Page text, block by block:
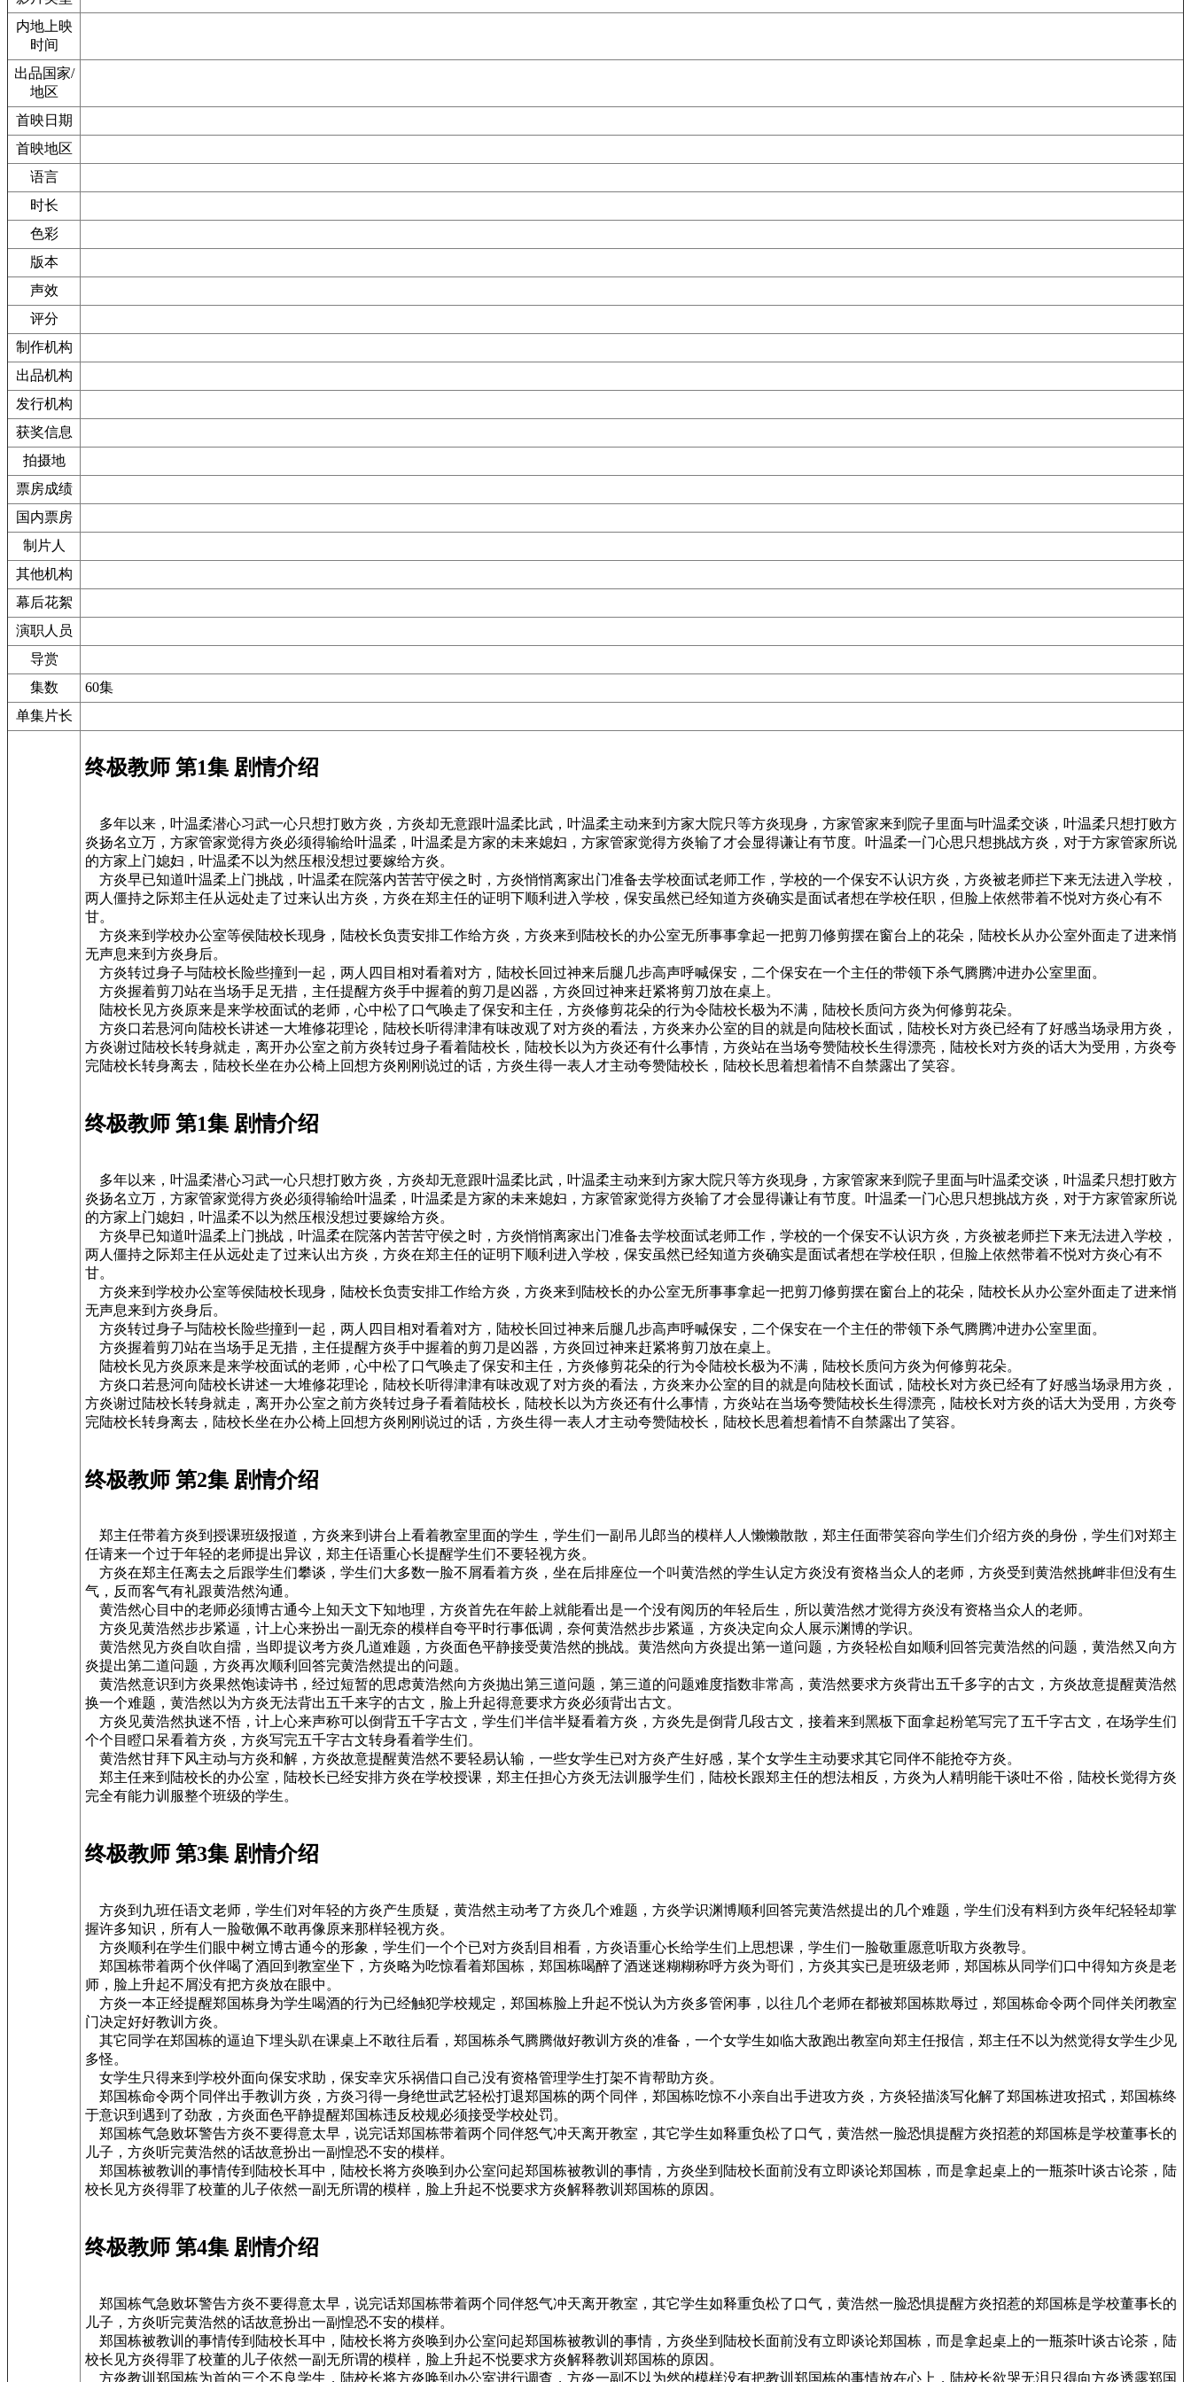
内地上映
时间
出品国家/
地区
首映日期
首映地区
语言
时长
色彩
版本
声效
评分
制作机构
出品机构
发行机构
获奖信息
拍摄地
票房成绩
国内票房
制片人
其他机构
幕后花絮
演职人员
导赏
集数
60集
单集片长
终极教师 第1集 剧情介绍
多年以来，叶温柔潜心习武一心只想打败方炎，方炎却无意跟叶温柔比武，叶温柔主动来到方家大院只等方炎现身，方家管家来到院子里面与叶温柔交谈，叶温柔只想打败方
炎扬名立万，方家管家觉得方炎必须得输给叶温柔，叶温柔是方家的未来媳妇，方家管家觉得方炎输了才会显得谦让有节度。叶温柔一门心思只想挑战方炎，对于方家管家所说
的方家上门媳妇，叶温柔不以为然压根没想过要嫁给方炎。
方炎早已知道叶温柔上门挑战，叶温柔在院落内苦苦守侯之时，方炎悄悄离家出门准备去学校面试老师工作，学校的一个保安不认识方炎，方炎被老师拦下来无法进入学校，
两人僵持之际郑主任从远处走了过来认出方炎，方炎在郑主任的证明下顺利进入学校，保安虽然已经知道方炎确实是面试者想在学校任职，但脸上依然带着不悦对方炎心有不
甘。
方炎来到学校办公室等侯陆校长现身，陆校长负责安排工作给方炎，方炎来到陆校长的办公室无所事事拿起一把剪刀修剪摆在窗台上的花朵，陆校长从办公室外面走了进来悄
无声息来到方炎身后。
方炎转过身子与陆校长险些撞到一起，两人四目相对看着对方，陆校长回过神来后腿几步高声呼喊保安，二个保安在一个主任的带领下杀气腾腾冲进办公室里面。
方炎握着剪刀站在当场手足无措，主任提醒方炎手中握着的剪刀是凶器，方炎回过神来赶紧将剪刀放在桌上。
陆校长见方炎原来是来学校面试的老师，心中松了口气唤走了保安和主任，方炎修剪花朵的行为令陆校长极为不满，陆校长质问方炎为何修剪花朵。
方炎口若悬河向陆校长讲述一大堆修花理论，陆校长听得津津有味改观了对方炎的看法，方炎来办公室的目的就是向陆校长面试，陆校长对方炎已经有了好感当场录用方炎，
方炎谢过陆校长转身就走，离开办公室之前方炎转过身子看着陆校长，陆校长以为方炎还有什么事情，方炎站在当场夸赞陆校长生得漂亮，陆校长对方炎的话大为受用，方炎夸
完陆校长转身离去，陆校长坐在办公椅上回想方炎刚刚说过的话，方炎生得一表人才主动夸赞陆校长，陆校长思着想着情不自禁露出了笑容。
终极教师 第1集 剧情介绍
多年以来，叶温柔潜心习武一心只想打败方炎，方炎却无意跟叶温柔比武，叶温柔主动来到方家大院只等方炎现身，方家管家来到院子里面与叶温柔交谈，叶温柔只想打败方
炎扬名立万，方家管家觉得方炎必须得输给叶温柔，叶温柔是方家的未来媳妇，方家管家觉得方炎输了才会显得谦让有节度。叶温柔一门心思只想挑战方炎，对于方家管家所说
的方家上门媳妇，叶温柔不以为然压根没想过要嫁给方炎。
方炎早已知道叶温柔上门挑战，叶温柔在院落内苦苦守侯之时，方炎悄悄离家出门准备去学校面试老师工作，学校的一个保安不认识方炎，方炎被老师拦下来无法进入学校，
两人僵持之际郑主任从远处走了过来认出方炎，方炎在郑主任的证明下顺利进入学校，保安虽然已经知道方炎确实是面试者想在学校任职，但脸上依然带着不悦对方炎心有不
甘。
方炎来到学校办公室等侯陆校长现身，陆校长负责安排工作给方炎，方炎来到陆校长的办公室无所事事拿起一把剪刀修剪摆在窗台上的花朵，陆校长从办公室外面走了进来悄
无声息来到方炎身后。
方炎转过身子与陆校长险些撞到一起，两人四目相对看着对方，陆校长回过神来后腿几步高声呼喊保安，二个保安在一个主任的带领下杀气腾腾冲进办公室里面。
方炎握着剪刀站在当场手足无措，主任提醒方炎手中握着的剪刀是凶器，方炎回过神来赶紧将剪刀放在桌上。
陆校长见方炎原来是来学校面试的老师，心中松了口气唤走了保安和主任，方炎修剪花朵的行为令陆校长极为不满，陆校长质问方炎为何修剪花朵。
方炎口若悬河向陆校长讲述一大堆修花理论，陆校长听得津津有味改观了对方炎的看法，方炎来办公室的目的就是向陆校长面试，陆校长对方炎已经有了好感当场录用方炎，
方炎谢过陆校长转身就走，离开办公室之前方炎转过身子看着陆校长，陆校长以为方炎还有什么事情，方炎站在当场夸赞陆校长生得漂亮，陆校长对方炎的话大为受用，方炎夸
完陆校长转身离去，陆校长坐在办公椅上回想方炎刚刚说过的话，方炎生得一表人才主动夸赞陆校长，陆校长思着想着情不自禁露出了笑容。
终极教师 第2集 剧情介绍
郑主任带着方炎到授课班级报道，方炎来到讲台上看着教室里面的学生，学生们一副吊儿郎当的模样人人懒懒散散，郑主任面带笑容向学生们介绍方炎的身份，学生们对郑主
任请来一个过于年轻的老师提出异议，郑主任语重心长提醒学生们不要轻视方炎。
方炎在郑主任离去之后跟学生们攀谈，学生们大多数一脸不屑看着方炎，坐在后排座位一个叫黄浩然的学生认定方炎没有资格当众人的老师，方炎受到黄浩然挑衅非但没有生
气，反而客气有礼跟黄浩然沟通。
黄浩然心目中的老师必须博古通今上知天文下知地理，方炎首先在年龄上就能看出是一个没有阅历的年轻后生，所以黄浩然才觉得方炎没有资格当众人的老师。
方炎见黄浩然步步紧逼，计上心来扮出一副无奈的模样自夸平时行事低调，奈何黄浩然步步紧逼，方炎决定向众人展示渊博的学识。
黄浩然见方炎自吹自擂，当即提议考方炎几道难题，方炎面色平静接受黄浩然的挑战。黄浩然向方炎提出第一道问题，方炎轻松自如顺利回答完黄浩然的问题，黄浩然又向方
炎提出第二道问题，方炎再次顺利回答完黄浩然提出的问题。
黄浩然意识到方炎果然饱读诗书，经过短暂的思虑黄浩然向方炎抛出第三道问题，第三道的问题难度指数非常高，黄浩然要求方炎背出五千多字的古文，方炎故意提醒黄浩然
换一个难题，黄浩然以为方炎无法背出五千来字的古文，脸上升起得意要求方炎必须背出古文。
方炎见黄浩然执迷不悟，计上心来声称可以倒背五千字古文，学生们半信半疑看着方炎，方炎先是倒背几段古文，接着来到黑板下面拿起粉笔写完了五千字古文，在场学生们
个个目瞪口呆看着方炎，方炎写完五千字古文转身看着学生们。
黄浩然甘拜下风主动与方炎和解，方炎故意提醒黄浩然不要轻易认输，一些女学生已对方炎产生好感，某个女学生主动要求其它同伴不能抢夺方炎。
郑主任来到陆校长的办公室，陆校长已经安排方炎在学校授课，郑主任担心方炎无法训服学生们，陆校长跟郑主任的想法相反，方炎为人精明能干谈吐不俗，陆校长觉得方炎
完全有能力训服整个班级的学生。
终极教师 第3集 剧情介绍
方炎到九班任语文老师，学生们对年轻的方炎产生质疑，黄浩然主动考了方炎几个难题，方炎学识渊博顺利回答完黄浩然提出的几个难题，学生们没有料到方炎年纪轻轻却掌
握许多知识，所有人一脸敬佩不敢再像原来那样轻视方炎。
方炎顺利在学生们眼中树立博古通今的形象，学生们一个个已对方炎刮目相看，方炎语重心长给学生们上思想课，学生们一脸敬重愿意听取方炎教导。
郑国栋带着两个伙伴喝了酒回到教室坐下，方炎略为吃惊看着郑国栋，郑国栋喝醉了酒迷迷糊糊称呼方炎为哥们，方炎其实已是班级老师，郑国栋从同学们口中得知方炎是老
师，脸上升起不屑没有把方炎放在眼中。
方炎一本正经提醒郑国栋身为学生喝酒的行为已经触犯学校规定，郑国栋脸上升起不悦认为方炎多管闲事，以往几个老师在都被郑国栋欺辱过，郑国栋命令两个同伴关闭教室
门决定好好教训方炎。
其它同学在郑国栋的逼迫下埋头趴在课桌上不敢往后看，郑国栋杀气腾腾做好教训方炎的准备，一个女学生如临大敌跑出教室向郑主任报信，郑主任不以为然觉得女学生少见
多怪。
女学生只得来到学校外面向保安求助，保安幸灾乐祸借口自己没有资格管理学生打架不肯帮助方炎。
郑国栋命令两个同伴出手教训方炎，方炎习得一身绝世武艺轻松打退郑国栋的两个同伴，郑国栋吃惊不小亲自出手进攻方炎，方炎轻描淡写化解了郑国栋进攻招式，郑国栋终
于意识到遇到了劲敌，方炎面色平静提醒郑国栋违反校规必须接受学校处罚。
郑国栋气急败坏警告方炎不要得意太早，说完话郑国栋带着两个同伴怒气冲天离开教室，其它学生如释重负松了口气，黄浩然一脸恐惧提醒方炎招惹的郑国栋是学校董事长的
儿子，方炎听完黄浩然的话故意扮出一副惶恐不安的模样。
郑国栋被教训的事情传到陆校长耳中，陆校长将方炎唤到办公室问起郑国栋被教训的事情，方炎坐到陆校长面前没有立即谈论郑国栋，而是拿起桌上的一瓶茶叶谈古论茶，陆
校长见方炎得罪了校董的儿子依然一副无所谓的模样，脸上升起不悦要求方炎解释教训郑国栋的原因。
终极教师 第4集 剧情介绍
郑国栋气急败坏警告方炎不要得意太早，说完话郑国栋带着两个同伴怒气冲天离开教室，其它学生如释重负松了口气，黄浩然一脸恐惧提醒方炎招惹的郑国栋是学校董事长的
儿子，方炎听完黄浩然的话故意扮出一副惶恐不安的模样。
郑国栋被教训的事情传到陆校长耳中，陆校长将方炎唤到办公室问起郑国栋被教训的事情，方炎坐到陆校长面前没有立即谈论郑国栋，而是拿起桌上的一瓶茶叶谈古论茶，陆
校长见方炎得罪了校董的儿子依然一副无所谓的模样，脸上升起不悦要求方炎解释教训郑国栋的原因。
方炎教训郑国栋为首的三个不良学生，陆校长将方炎唤到办公室进行调查，方炎一副不以为然的模样没有把教训郑国栋的事情放在心上，陆校长欲哭无泪只得向方炎透露郑国